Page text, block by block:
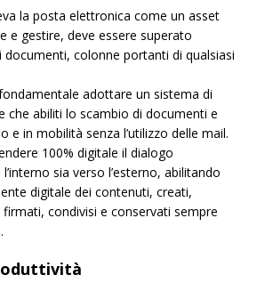
la posta elettronica come un asset
e gestire, deve essere superato
colonne portanti di qualsiasi
adottare un sistema di
che abiliti lo scambio di documenti e
e in mobilità senza l’utilizzo delle mail.
100% digitale il dialogo
sia verso l’esterno, abilitando
digitale dei contenuti, creati,
condivisi e conservati sempre